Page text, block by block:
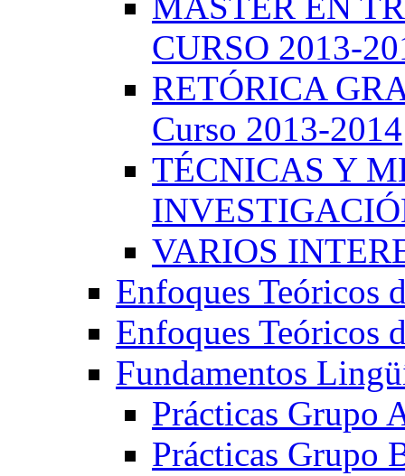
CURSO 2013-
RETÓRICA
Curso 2013-2014
TÉCNICAS Y
VARIOS
Enfoques Teóricos
Enfoques Teóricos
Fundamentos
Prácticas Grupo
Prácticas Grupo